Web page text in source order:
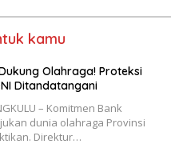
kamu
Olahraga! Proteksi
Ditandatangani
– Komitmen Bank
dunia olahraga Provinsi
Direktur…